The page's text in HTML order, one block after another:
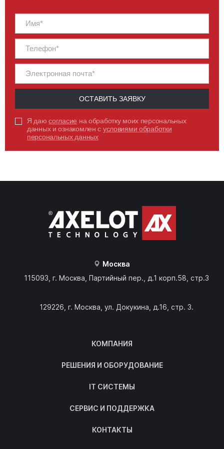
СИЛА ТОКА 108 А
КОЭФФИЦИЕНТ МОЩНОСТИ
ОСТАВИТЬ ЗАЯВКУ
Я даюсогласие на обработку моих персональных
данных и ознакомлен с условиями обработки
персональных данных
Москва
115093, г. Москва, Партийный пер., д.1 корп.58, стр.3
129226, г. Москва, ул. Докукина, д.16, стр. 3.
КОМПАНИЯ
РЕШЕНИЯ И ОБОРУДОВАНИЕ
IT СИСТЕМЫ
СЕРВИС И ПОДДЕРЖКА
КОНТАКТЫ